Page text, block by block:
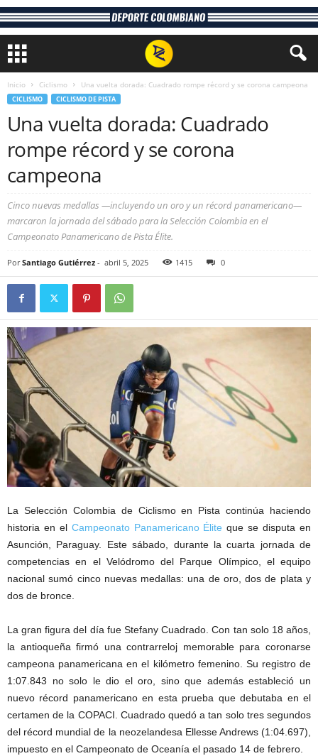
Inicio Ciclismo Una vuelta dorada: Cuadrado rompe récord y se corona campeona
CICLISMO CICLISMO DE PISTA
Una vuelta dorada: Cuadrado
rompe récord y se corona
campeona
Cinco nuevas medallas —incluyendo un oro y un récord panamericano—
marcaron la jornada del sábado para la Selección Colombia en el
Campeonato Panamericano de Pista Élite.
Por Santiago Gutiérrez - abril 5, 2025 1415 0
La Selección Colombia de Ciclismo en Pista continúa haciendo
historia en el Campeonato Panamericano Élite que se disputa en
Asunción, Paraguay. Este sábado, durante la cuarta jornada de
competencias en el Velódromo del Parque Olímpico, el equipo
nacional sumó cinco nuevas medallas: una de oro, dos de plata y
dos de bronce.
La gran figura del día fue Stefany Cuadrado. Con tan solo 18 años,
la antioqueña firmó una contrarreloj memorable para coronarse
campeona panamericana en el kilómetro femenino. Su registro de
1:07.843 no solo le dio el oro, sino que además estableció un
nuevo récord panamericano en esta prueba que debutaba en el
certamen de la COPACI. Cuadrado quedó a tan solo tres segundos
del récord mundial de la neozelandesa Ellesse Andrews (1:04.697),
impuesto en el Campeonato de Oceanía el pasado 14 de febrero.